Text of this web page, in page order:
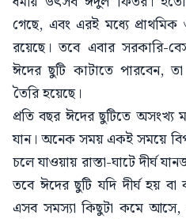
গেছে, এবং এরই মধ্যে
রয়েছে। তবে এবার সরকারি-
ঈদের ছুটি কাটাতে পারবেন,
তৈরি হয়েছে।
প্রতি বছর ঈদের ছুটিতে অসংখ্য
যান। অনেক সময় একই সময়ে
চলে যাওয়ায় রাস্তা-ঘাটে দীর্ঘ
তবে ঈদের ছুটি যদি দীর্ঘ হয়
এসব সমস্যা কিছুটা কমে